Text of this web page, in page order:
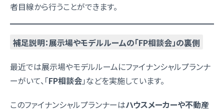
者目線から行うことができます。
補足説明：展示場やモデルルームの「FP相談会」の裏側
最近では展示場やモデルルームにファイナンシャルプランナ
ーがいて、「FP相談会」などを実施しています。
このファイナンシャルプランナーはハウスメーカーや不動産